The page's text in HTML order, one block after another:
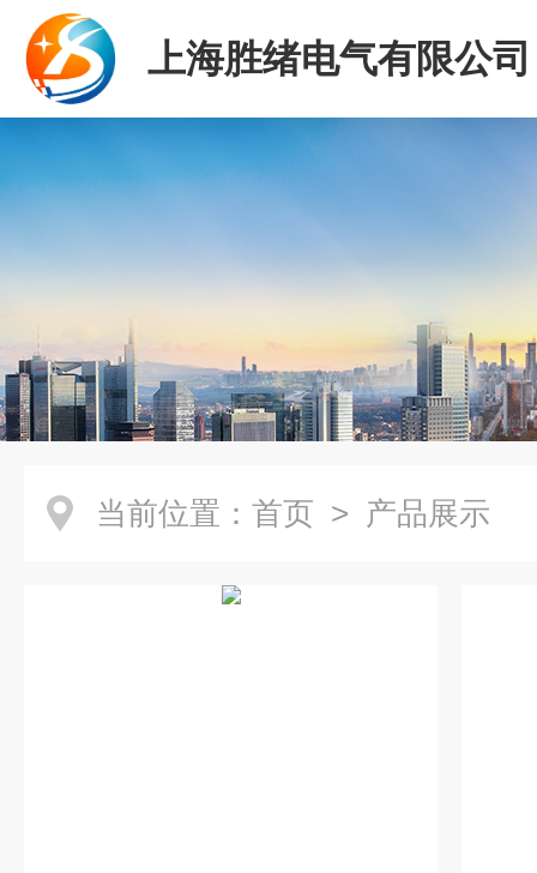
上海胜绪电气有限公司
当前位置： 首页 > 产品展示